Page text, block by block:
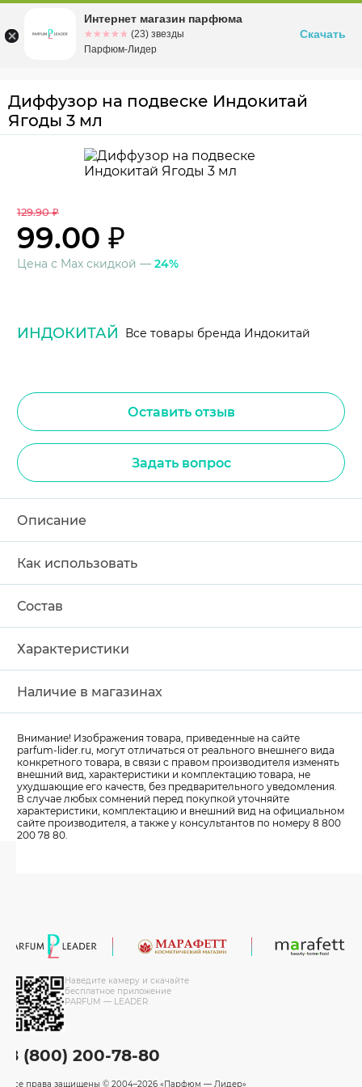
Омскул. Заозерная, 11, к. 1
Диффузор на подвеске Индокитай
Ягоды 3 мл
129.90 ₽
99.00 ₽
Цена с Max скидкой — 24%
ИНДОКИТАЙ Все товары бренда Индокитай
Оставить отзыв
Задать вопрос
Описание
Как использовать
Состав
Характеристики
Наличие в магазинах
Внимание! Изображения товара, приведенные на сайте
parfum-lider.ru, могут отличаться от реального внешнего вида
конкретного товара, в связи с правом производителя изменять
внешний вид, характеристики и комплектацию товара, не
ухудшающие его качеств, без предварительного уведомления.
В случае любых сомнений перед покупкой уточняйте
характеристики, комплектацию и внешний вид на официальном
сайте производителя, а также у консультантов по номеру 8 800
200 78 80.
Наведите камеру и скачайте
бесплатное приложение
PARFUM — LEADER
8 (800) 200-78-80
Все права защищены © 2004–2026 «Парфюм — Лидер»
Интернет магазин парфюма
☆☆☆☆☆
★★★★★ (23) звезды
Парфюм-Лидер
Скачать